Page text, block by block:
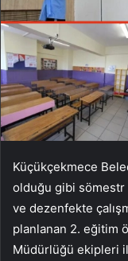
Küçükçekmece
olduğu gibi
ve dezenfekte
planlanan 2. eğitim
Müdürlüğü ekipleri